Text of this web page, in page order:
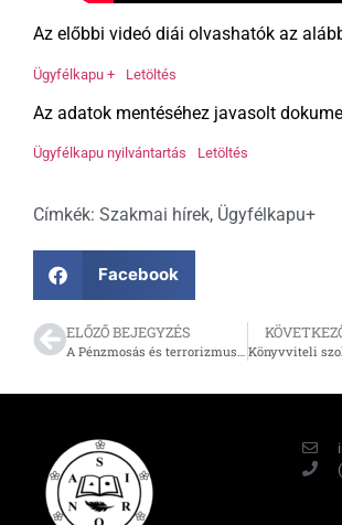
Az előbbi videó diái olvashatók az
Ügyfélkapu + Letöltés
Az adatok mentéséhez javasolt
Ügyfélkapu nyilvántartás Letöltés
Címkék: Szakmai hírek, Ügyfélkapu+
Facebook
ELŐZŐ BEJEGYZÉS